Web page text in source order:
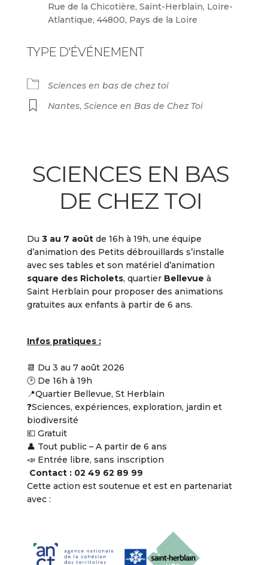
Rue de la Chicotière, Saint-Herblain, Loire-
Atlantique, 44800, Pays de la Loire
TYPE D'ÉVÉNEMENT
Sciences en bas de chez toi
Nantes, Science en Bas de Chez Toi
SCIENCES EN BAS
DE CHEZ TOI
Du 3 au 7 aoûtde 16h à 19h, une équipe
d’animation des Petits débrouillards s’installe
avec ses tables et son matériel d’animation
square des Richolets, quartier Bellevue à
Saint Herblain pour proposer des animations
gratuites aux enfants à partir de 6 ans.
Infos pratiques :
📆 Du 3 au 7 août 2026
🕑 De 16h à 19h
📍Quartier Bellevue, St Herblain
❓Sciences, expériences, exploration, jardin et
biodiversité
💶 Gratuit
👤 Tout public – A partir de 6 ans
📣 Entrée libre, sans inscription
Contact : 02 49 62 89 99
Cette action est soutenue et est en partenariat
avec :